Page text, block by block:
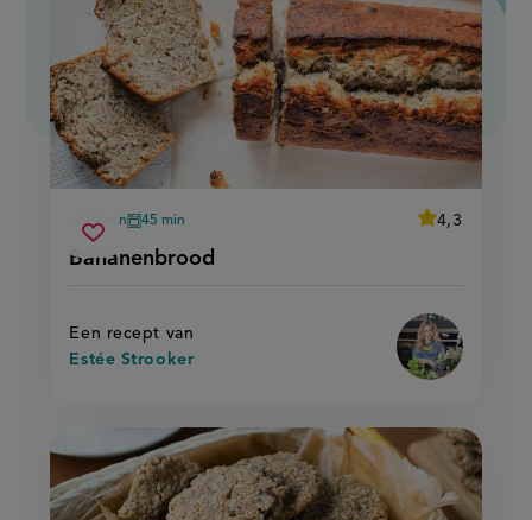
Bananenbrood
voorbereidingstijd
15 min
oventijd
45 min
average
4,3
Beoordeel
Een recept van
Estée Strooker
Sla
bananenbrood